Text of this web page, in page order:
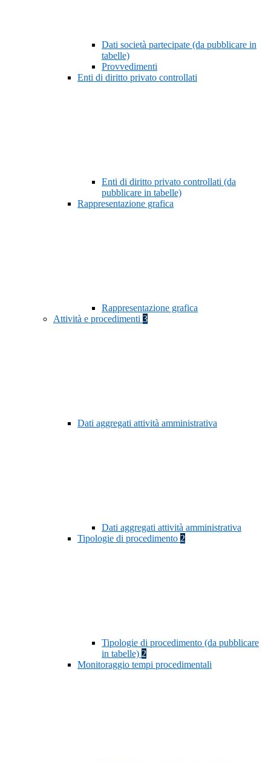
Dati società partecipate (da pubblicare in
tabelle)
Provvedimenti
Enti di diritto privato controllati
Enti di diritto privato controllati (da
pubblicare in tabelle)
Rappresentazione grafica
Rappresentazione grafica
Attività e procedimenti 3
Dati aggregati attività amministrativa
Dati aggregati attività amministrativa
Tipologie di procedimento 2
Tipologie di procedimento (da pubblicare
in tabelle) 2
Monitoraggio tempi procedimentali